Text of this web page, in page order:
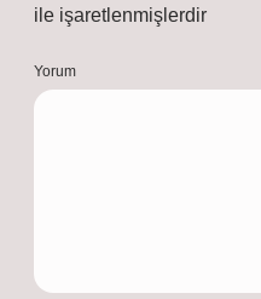
ile işaretlenmişlerdir
Yorum